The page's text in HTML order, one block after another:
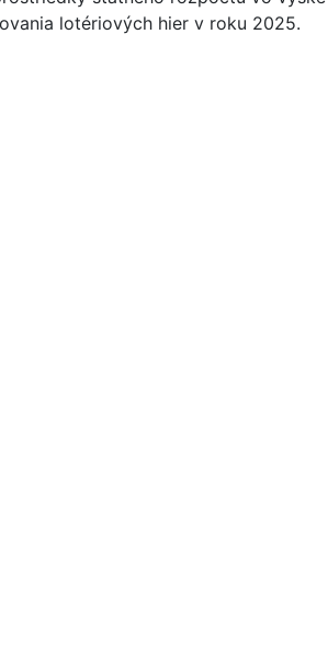
lotériových hier v roku 2025.